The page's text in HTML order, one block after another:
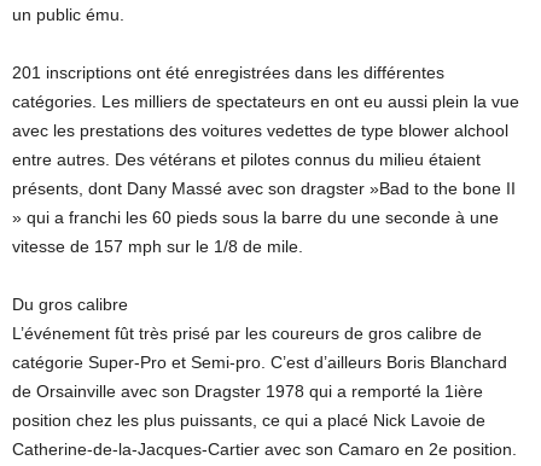
un public ému.
201 inscriptions ont été enregistrées dans les différentes
catégories. Les milliers de spectateurs en ont eu aussi plein la vue
avec les prestations des voitures vedettes de type blower alchool
entre autres. Des vétérans et pilotes connus du milieu étaient
présents, dont Dany Massé avec son dragster »Bad to the bone II
» qui a franchi les 60 pieds sous la barre du une seconde à une
vitesse de 157 mph sur le 1/8 de mile.
Du gros calibre
L’événement fût très prisé par les coureurs de gros calibre de
catégorie Super-Pro et Semi-pro. C’est d’ailleurs Boris Blanchard
de Orsainville avec son Dragster 1978 qui a remporté la 1ière
position chez les plus puissants, ce qui a placé Nick Lavoie de
Catherine-de-la-Jacques-Cartier avec son Camaro en 2e position.